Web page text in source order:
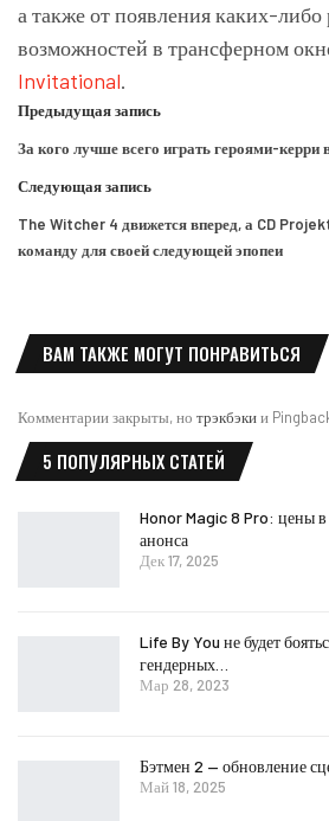
а также от появления каких-
возможностей в трансферном
Invitational.
Предыдущая запись
За кого лучше всего играть героями-керри
Следующая запись
The Witcher 4 движется вперед, а CD
команду для своей следующей эпопеи
ВАМ ТАКЖЕ МОГУТ ПОНРАВИТЬСЯ
Комментарии закрыты, но трэкбэкии
5 ПОПУЛЯРНЫХ СТАТЕЙ
Honor Magic 8 Pro: цены
анонса
Дек 17, 2025
Life By You не будет
гендерных…
Мар 28, 2023
Бэтмен 2 — обновление
Май 18, 2025